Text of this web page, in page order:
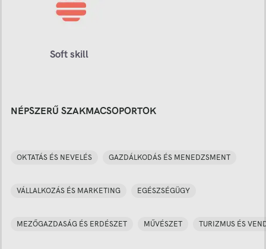
Soft skill
NÉPSZERŰ SZAKMACSOPORTOK
OKTATÁS ÉS NEVELÉS GAZDÁLKODÁS ÉS MENEDZSMENT
VÁLLALKOZÁS ÉS MARKETING EGÉSZSÉGÜGY
MEZŐGAZDASÁG ÉS ERDÉSZET MŰVÉSZET TURIZMUS ÉS